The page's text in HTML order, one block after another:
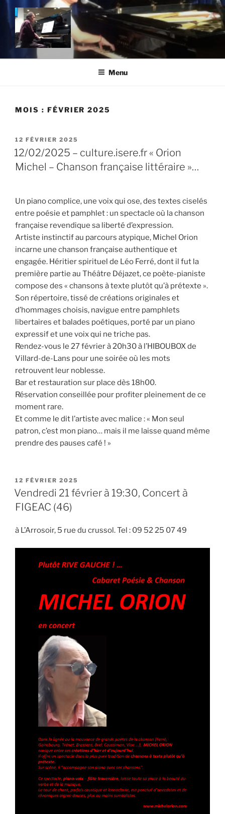
Aller
contenu
principal
MICHEL ORION SITE OFFICIEL
Un site utilisant WordPress
Menu
MOIS : FÉVRIER 2025
PUBLIÉ
LE
12 FÉVRIER 2025
12/02/2025 – culture.isere.fr « Orion
Michel – Chanson française littéraire »…
Un piano complice, une voix qui ose, des textes ciselés
entre poésie et pamphlet : un spectacle où la chanson
française revendique sa liberté d’expression.
Artiste instinctif au parcours atypique, Michel Orion
incarne une chanson française authentique et
engagée. Héritier spirituel de Léo Ferré, dont il fut la
première partie au Théâtre Déjazet, ce poète-pianiste
compose des « chansons à texte plutôt qu’à prétexte ».
Son répertoire, tissé de créations originales et
d’hommages choisis, navigue entre pamphlets
libertaires et balades poétiques, porté par un piano
expressif et une voix qui ne triche pas.
Rendez-vous le 27 février à 20h30 à l’HIBOUBOX de
Villard-de-Lans pour une soirée où les mots
retrouvent leur noblesse.
Bar et restauration sur place dès 18h00.
Réservation conseillée pour profiter pleinement de ce
moment rare.
Et comme le dit l’artiste avec malice : « Mon seul
patron, c’est mon piano… mais il me laisse quand même
prendre des pauses café ! »
PUBLIÉ
LE
12 FÉVRIER 2025
Vendredi 21 février à 19:30, Concert à
FIGEAC (46)
à L’Arrosoir, 5 rue du crussol. Tel : 09 52 25 07 49